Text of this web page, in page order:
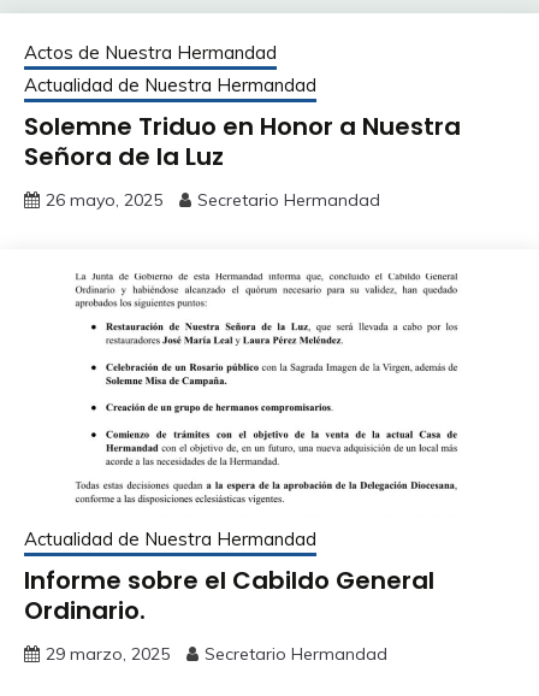
Actos de Nuestra Hermandad
Actualidad de Nuestra Hermandad
Solemne Triduo en Honor a Nuestra
Señora de la Luz
26 mayo, 2025 Secretario Hermandad
Actualidad de Nuestra Hermandad
Informe sobre el Cabildo General
Ordinario.
29 marzo, 2025 Secretario Hermandad